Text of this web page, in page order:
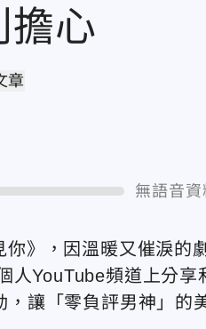
擔心
章
無語音資
》，因溫暖又催淚的
人YouTube頻道上分享
讓「零負評男神」的